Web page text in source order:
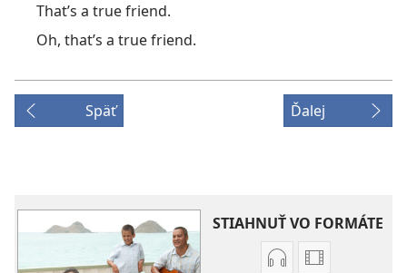
That’s a true friend.
Oh, that’s a true friend.
Späť Ďalej
STIAHNUŤ VO FORMÁTE
MožnostiMožnosti